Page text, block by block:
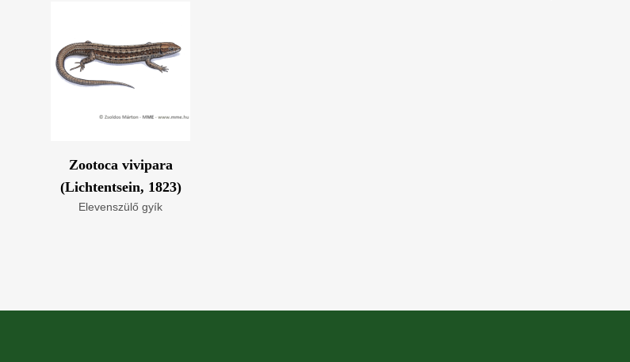
Elevenszülő gyík
Zootoca vivipara
(Lichtentsein, 1823)